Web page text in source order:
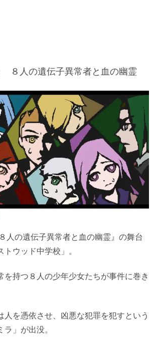
８人の遺伝子異常者と血の幽霊
人の遺伝子異常者と血の幽霊』の舞台
トウッド中学校」。
を持つ８人の少年少女たちが事件に巻き
人を憑依させ、凶悪な犯罪を犯すという
」が出没。